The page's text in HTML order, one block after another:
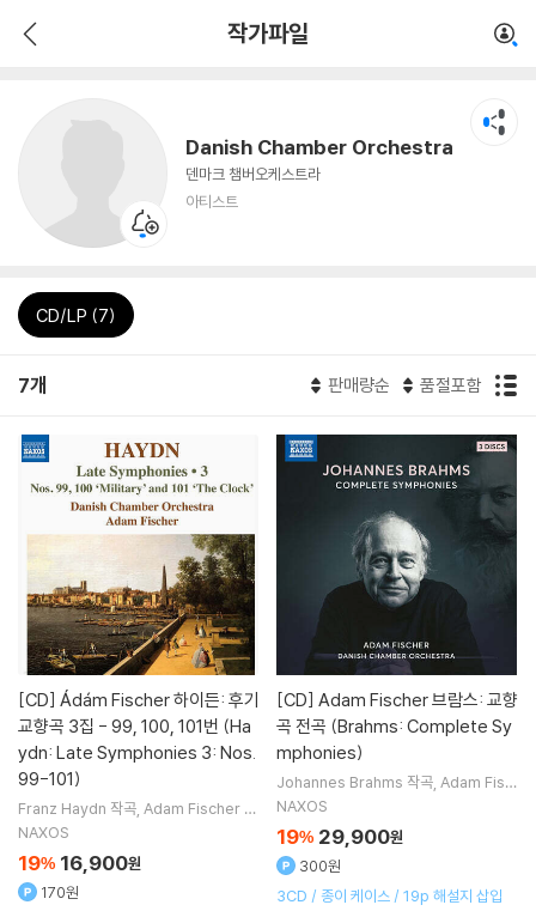
작가파일
Danish Chamber Orchestra
덴마크 챔버오케스트라
아티스트
CD/LP (7)
7개 판매량순 품절포함
[CD] Ádám Fischer 하이든: 후기
교향곡 3집 - 99, 100, 101번 (Ha
ydn: Late Symphonies 3: Nos.
99-101)
Franz Haydn 작곡 Adam Fischer 지
휘 Danish Chamber Orchestra
NAXOS
19% 16,900원
170원
[CD] Adam Fischer 브람스: 교향
곡 전곡 (Brahms: Complete Sy
mphonies)
Johannes Brahms 작곡 Adam Fisc
her지휘
NAXOS
19% 29,900원
300원
3CD / 종이 케이스 / 19p 해설지 삽입